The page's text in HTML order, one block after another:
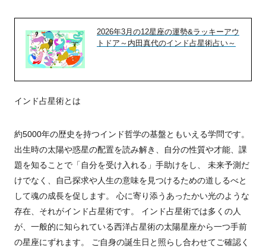
2026年3月の12星座の運勢&ラッキーアウ
トドア～内田真代のインド占星術占い～
インド占星術とは
約5000年の歴史を持つインド哲学の基盤ともいえる学問です。
出生時の太陽や惑星の配置を読み解き、自分の性質や才能、課
題を知ることで「自分を受け入れる」手助けをし、 未来予測だ
けでなく、自己探求や人生の意味を見つけるための道しるべと
して魂の成長を促します。 心に寄り添うあったかい光のような
存在、それがインド占星術です。 インド占星術では多くの人
が、一般的に知られている西洋占星術の太陽星座から一つ手前
の星座にずれます。 ご自身の誕生日と照らし合わせてご確認く